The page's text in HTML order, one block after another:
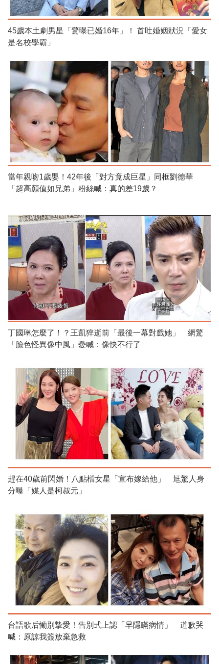
45歲本土劇男星「驚曝已婚16年」！ 首吐婚姻狀況「愛女
是名校學霸」
當年親吻1歲嬰！42年後「對方竟成巨星」同框劉德華
「超高顏值如兄弟」粉絲喊：真的差19歲？
丁國琳怎麼了！？王凱猝逝前「最後一幕對戲她」 網驚
「臉色怪異像中風」憂喊：像快不行了
趕在40歲前閃婚！八點檔女星「宣布嫁給他」 尪驚人身
分曝「媒人是柯叔元」
台語歌后慟別摯愛！告別式上認「早隱瞞病情」 道歉哭
喊：原諒我簽放棄急救